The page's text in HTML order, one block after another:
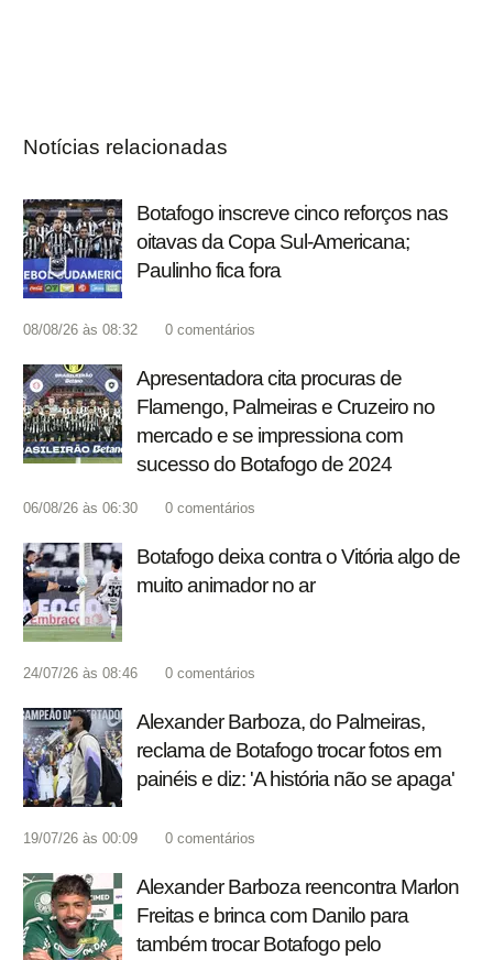
Notícias relacionadas
Botafogo inscreve cinco reforços nas
oitavas da Copa Sul-Americana;
Paulinho fica fora
08/08/26 às 08:32 0 comentários
Apresentadora cita procuras de
Flamengo, Palmeiras e Cruzeiro no
mercado e se impressiona com
sucesso do Botafogo de 2024
06/08/26 às 06:30 0 comentários
Botafogo deixa contra o Vitória algo de
muito animador no ar
24/07/26 às 08:46 0 comentários
Alexander Barboza, do Palmeiras,
reclama de Botafogo trocar fotos em
painéis e diz: 'A história não se apaga'
19/07/26 às 00:09 0 comentários
Alexander Barboza reencontra Marlon
Freitas e brinca com Danilo para
também trocar Botafogo pelo